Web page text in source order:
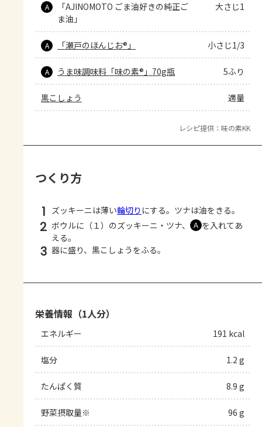
A
「AJINOMOTO ごま油好きの純正ご
ま油」
大さじ1
A 「瀬戸のほんじお®」 小さじ1/3
A うま味調味料「味の素®」70g瓶 5ふり
黒こしょう 適量
レシピ提供：味の素KK
つくり方
1 ズッキーニは薄い輪切り にする。ツナは油をきる。
2 ボウルに（１）のズッキーニ・ツナ、 Ａ を入れてあ
える。
3 器に盛り、黒こしょうをふる。
栄養情報（1人分）
エネルギー 191 kcal
塩分 1.2 g
たんぱく質 8.9 g
野菜摂取量※ 96 g